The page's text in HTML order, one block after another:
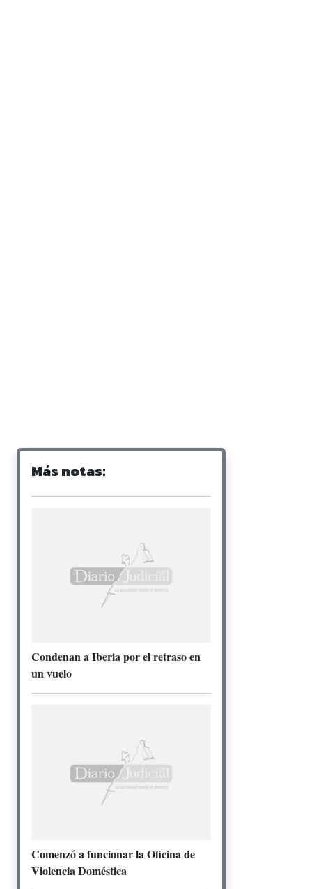
Más notas:
Condenan a Iberia por el retraso en
un vuelo
Comenzó a funcionar la Oficina de
Violencia Doméstica